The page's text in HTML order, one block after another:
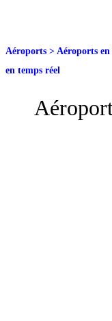
Aéroports > Aéroports en
en temps réel